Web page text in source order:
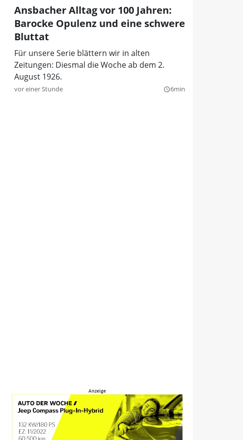
Ansbacher Alltag vor 100 Jahren:
Barocke Opulenz und eine schwere
Bluttat
Für unsere Serie blättern wir in alten
Zeitungen: Diesmal die Woche ab dem 2.
August 1926.
vor einer Stunde query_builder6min